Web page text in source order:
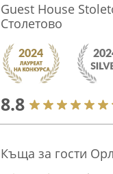
Guest House
Столетово
8.8
Къща за гости